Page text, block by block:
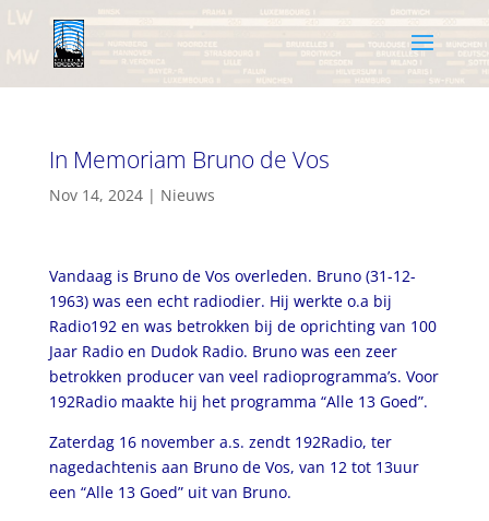
In Memoriam Bruno de Vos
Nov 14, 2024| Nieuws
Vandaag is Bruno de Vos overleden. Bruno (31-12-
1963) was een echt radiodier. Hij werkte o.a bij
Radio192 en was betrokken bij de oprichting van 100
Jaar Radio en Dudok Radio. Bruno was een zeer
betrokken producer van veel radioprogramma’s. Voor
192Radio maakte hij het programma “Alle 13 Goed”.
Zaterdag 16 november a.s. zendt 192Radio, ter
nagedachtenis aan Bruno de Vos, van 12 tot 13uur
een “Alle 13 Goed” uit van Bruno.